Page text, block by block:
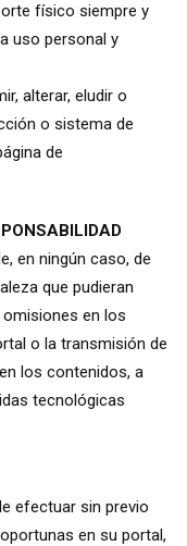
físico siempre y
uso personal y
alterar, eludir o
o sistema de
de
en ningún caso, de
que pudieran
en los
o la transmisión de
los contenidos, a
tecnológicas
efectuar sin previo
en su portal,